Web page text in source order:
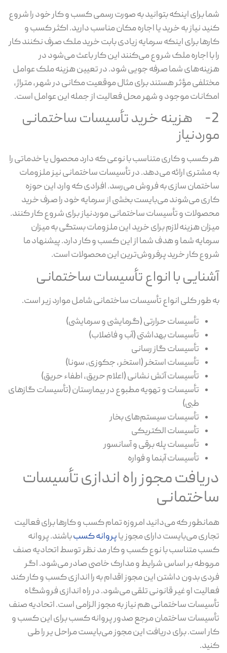
شما برای اینکه بتوانید به صورت رسمی کسب و کار خود را شروع
کنید نیاز به خرید یا اجاره مکان مناسب دارید. اکثر کسب و
کارها برای اینکه سرمایه زیادی بابت خرید ملک صرف نکنند کار
را با اجاره ملک شروع می‌کنند این کار باعث می‌شود در
هزینه‌های شما صرفه جویی شود. در تعیین هزینه ملک عوامل
مختلفی مؤثر هستند برای مثال موقعیت مکانی در شهر، متراژ،
امکانات موجود و شهر محل فعالیت از جمله این عوامل است.
2- هزینه خرید تأسیسات ساختمانی
موردنیاز
هر کسب و کاری متناسب با نوعی که دارد محصول یا خدماتی را
به مشتری ارائه می‌دهد. در تأسیسات ساختمانی نیز ملزومات
ساختمان سازی به فروش می‌رسد. افرادی که وارد این حوزه
کاری می‌شوند می‌بایست بخشی از سرمایه خود را صرف خرید
محصولات و تأسیسات ساختمانی موردنیاز برای شروع کار کنند.
میزان هزینه لازم برای خرید این ملزومات بستگی به میزان
سرمایه شما و هدف شما از این کسب و کار دارد. پیشنهاد ما
شروع کار خرید پرفروش‌ترین این محصولات است.
آشنایی با انواع تأسیسات ساختمانی
به طور کلی انواع تأسیسات ساختمانی شامل موارد زیر است.
تأسیسات حرارتی (گرمایشی و سرمایشی)
تأسیسات بهداشتی (آب و فاضلاب)
تأسیسات گاز رسانی
تأسیسات استخر (استخر، جکوزی، سونا)
تأسیسات آتش نشانی (اعلام حریق، اطفاء حریق)
تأسیسات و تهویه مطبوع در بیمارستان (تأسیسات گازهای
طبی)
تأسیسات سیستم‌های بخار
تأسیسات الکتریکی
تأسیسات پله برقی و آسانسور
تأسیسات آبنما و فواره
دریافت مجوز راه اندازی تأسیسات
ساختمانی
همانطور که می‌دانید امروزه تمام کسب و کارها برای فعالیت
تجاری می‌بایست دارای مجوز یاپروانه کسبباشند. پروانه
کسب متناسب با نوع کسب و کار مد نظر توسط اتحادیه صنف
مربوطه بر اساس شرایط و مدارک خاصی صادر می‌شود. اگر
فردی بدون داشتن این مجوز اقدام به را اندازی کسب و کار کند
فعالیت او غیر قانونی تلقی می‌شود. در راه اندازی فروشگاه
تأسیسات ساختمانی هم نیاز به مجوز الزامی است. اتحادیه صنف
تأسیسات ساختمان مرجع صدور پروانه کسب برای این کسب و
کار است. برای دریافت این مجوز می‌بایست مراحل یر را طی
کنید.